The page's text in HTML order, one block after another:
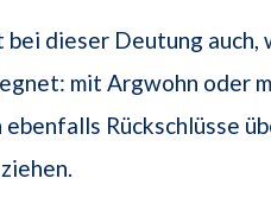
dieser Deutung auch,
mit Argwohn oder
ebenfalls Rückschlüsse